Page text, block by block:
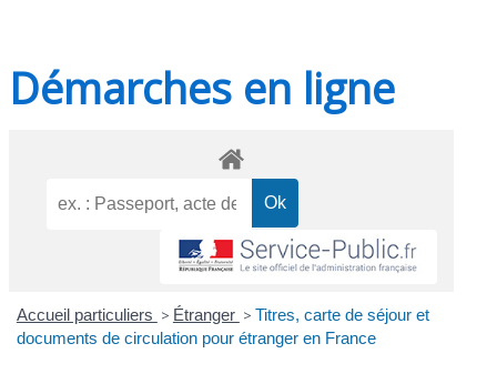
Démarches en ligne
Accueil particuliers > Étranger > Titres, carte de séjour et
documents de circulation pour étranger en France